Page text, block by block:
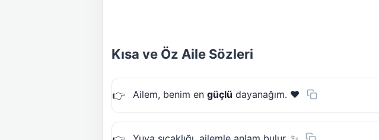
Kısa ve Öz Aile Sözleri
Ailem, benim en güçlü dayanağım. ❤️